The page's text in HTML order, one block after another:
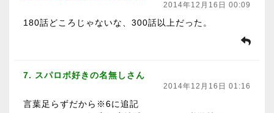
2014年12月16日 00:09
180話どころじゃないな、300話以上だった。
7. スパロボ好きの名無しさん
2014年12月16日 01:16
言葉足らずだから※6に追記